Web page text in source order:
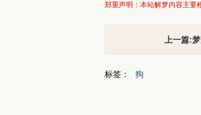
郑重声明：本站解梦内容主要
上一篇:
标签： 狗